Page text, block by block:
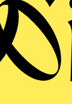
(„ Wozzeck“
),
Wagners
feiern, als
Vancouver
Erik („
Der
Arts